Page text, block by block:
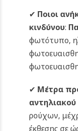
✔ Ποιοι
κινδύνου:
φωτότυπο,
✔ Μέτρα
αντηλιακού
ρούχων,
έκθεσης σε